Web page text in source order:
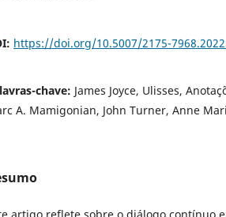
https://doi.org/10.5007/2175-
chave: James Joyce, Ulisses,
A. Mamigonian, John Turner, Anne